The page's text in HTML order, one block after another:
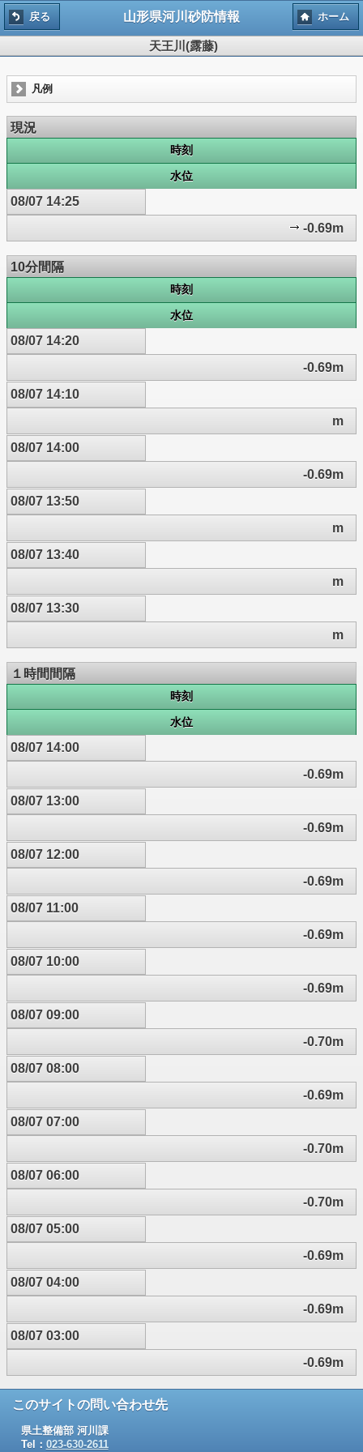
戻る 山形県河川砂防情報 ホーム
天王川(露藤)
凡例
現況
時刻
水位
08/07 14:25
-0.69m
10分間隔
時刻
水位
08/07 14:20
-0.69m
08/07 14:10
m
08/07 14:00
-0.69m
08/07 13:50
m
08/07 13:40
m
08/07 13:30
m
１時間間隔
時刻
水位
08/07 14:00
-0.69m
08/07 13:00
-0.69m
08/07 12:00
-0.69m
08/07 11:00
-0.69m
08/07 10:00
-0.69m
08/07 09:00
-0.70m
08/07 08:00
-0.69m
08/07 07:00
-0.70m
08/07 06:00
-0.70m
08/07 05:00
-0.69m
08/07 04:00
-0.69m
08/07 03:00
-0.69m
このサイトの問い合わせ先
県土整備部 河川課
Tel： 023-630-2611